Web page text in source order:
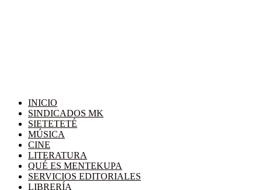
INICIO
SINDICADOS MK
SIETETETÉ
MÚSICA
CINE
LITERATURA
QUÉ ES MENTEKUPA
SERVICIOS EDITORIALES
LIBRERÍA